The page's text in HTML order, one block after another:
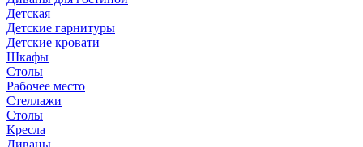
Детская
Детские гарнитуры
Детские кровати
Шкафы
Столы
Рабочее место
Стеллажи
Столы
Кресла
Диваны